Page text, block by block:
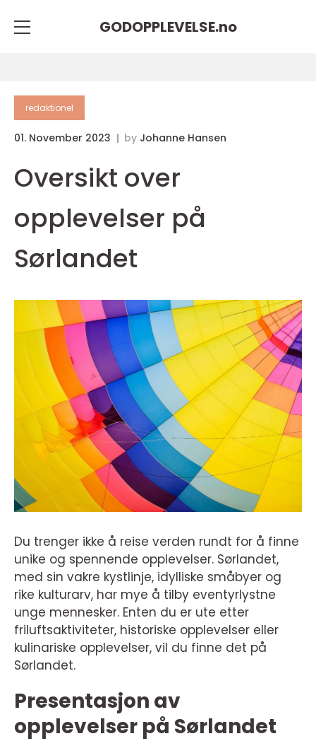
GODOPPLEVELSE.no
redaktionel
01. November 2023 by Johanne Hansen
Oversikt over
opplevelser på
Sørlandet
Du trenger ikke å reise verden rundt for å finne
unike og spennende opplevelser. Sørlandet,
med sin vakre kystlinje, idylliske småbyer og
rike kulturarv, har mye å tilby eventyrlystne
unge mennesker. Enten du er ute etter
friluftsaktiviteter, historiske opplevelser eller
kulinariske opplevelser, vil du finne det på
Sørlandet.
Presentasjon av
opplevelser på Sørlandet